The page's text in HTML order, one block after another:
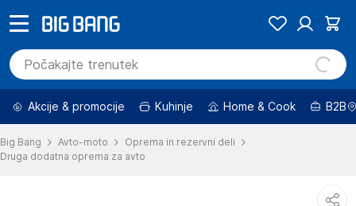
Akcije & promocije Kuhinje Home & Cook B2B
Big Bang Avto-moto
Oprema in rezervni deli
Druga dodatna oprema za avto